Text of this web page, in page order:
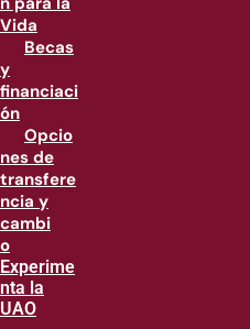
Vida
Becas
y
financiaci
ón
Opcio
nes de
transfere
ncia y
cambi
o
Experime
nta la
UAO